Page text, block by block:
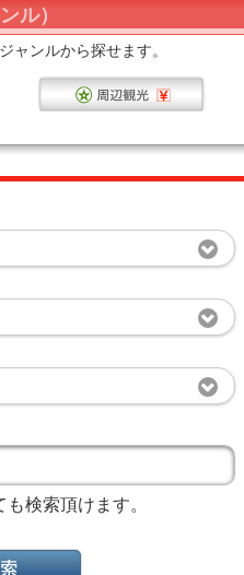
ル）
ャンルから探せます。
検索頂けます。